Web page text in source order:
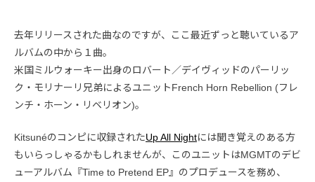
去年リリースされた曲なのですが、ここ最近ずっと聴いているア
ルバムの中から１曲。
米国ミルウォーキー出身のロバート／デイヴィッドのパーリッ
ク・モリナーリ兄弟によるユニットFrench Horn Rebellion (フレ
ンチ・ホーン・リベリオン)。
Kitsunéのコンピに収録されたUp All Nightには聞き覚えのある方
もいらっしゃるかもしれませんが、このユニットはMGMTのデビ
ューアルバム『Time to Pretend EP』のプロデュースを務め、